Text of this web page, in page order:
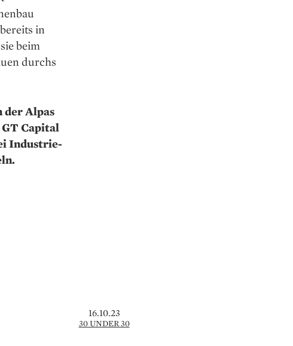
in
beim
durchs
der Alpas
Capital
Industrie­
16.10.23
30 UNDER 30